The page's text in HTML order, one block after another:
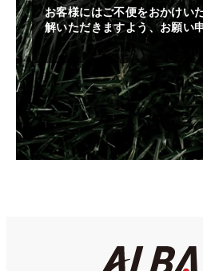
お客様にはご不便をおかけい
解いただきますよう、お願い